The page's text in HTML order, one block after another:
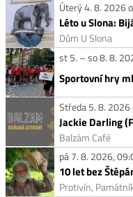
Úterý 4. 8. 2026
Léto u Slona:
Dům U Slona
st 5. – so 8. 8.
Sportovní hry
Středa 5. 8. 2026
Jackie Darling
Balzám Café
pá 7. 8. 2026,
10 let bez
Protivín,